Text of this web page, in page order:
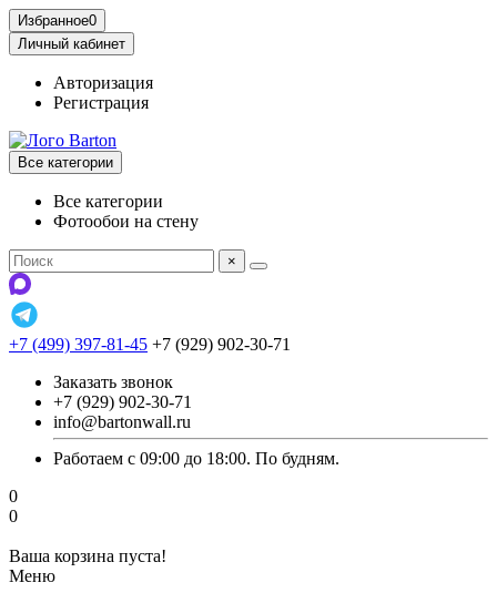
Избранное0
Личный кабинет
Авторизация
Регистрация
Все категории
Все категории
Фотообои на стену
×
+7 (499) 397-81-45 +7 (929) 902-30-71
Заказать звонок
+7 (929) 902-30-71
info@bartonwall.ru
Работаем с 09:00 до 18:00. По будням.
0
0
Ваша корзина пуста!
Меню